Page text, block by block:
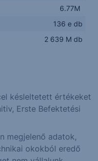
6.77M
136 e db
2 639 M db
késleltetett értékeket
Erste Befektetési
megjelenő adatok,
okokból eredő